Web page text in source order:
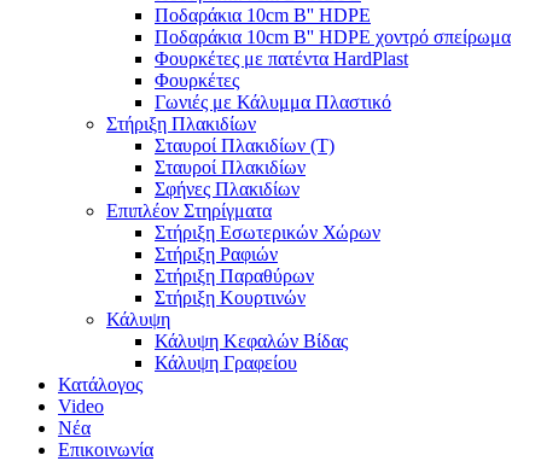
Ποδαράκια 10cm B'' HDPE
Ποδαράκια 10cm B'' HDPE χοντρό σπείρωμα
Φουρκέτες με πατέντα HardPlast
Φουρκέτες
Γωνιές με Κάλυμμα Πλαστικό
Στήριξη Πλακιδίων
Σταυροί Πλακιδίων (Τ)
Σταυροί Πλακιδίων
Σφήνες Πλακιδίων
Επιπλέον Στηρίγματα
Στήριξη Εσωτερικών Χώρων
Στήριξη Ραφιών
Στήριξη Παραθύρων
Στήριξη Κουρτινών
Κάλυψη
Κάλυψη Κεφαλών Βίδας
Κάλυψη Γραφείου
Κατάλογος
Video
Νέα
Επικοινωνία